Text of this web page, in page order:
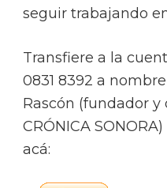
seguir trabajando
Transfiere a la
0831 8392 a
Rascón (fundador
CRÓNICA
acá: